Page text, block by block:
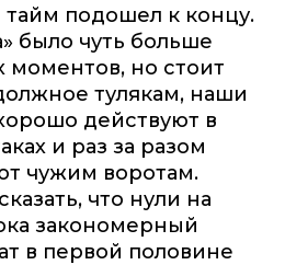
подошел к концу.
было чуть больше
моментов, но стоит
тулякам, наши
действуют в
и раз за разом
чужим воротам.
что нули на
закономерный
в первой половине